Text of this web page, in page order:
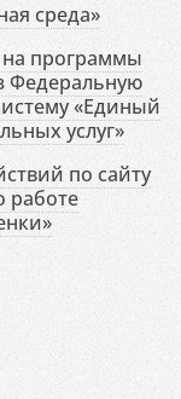
среда»
программы
Федеральную
«Единый
услуг»
по сайту
работе